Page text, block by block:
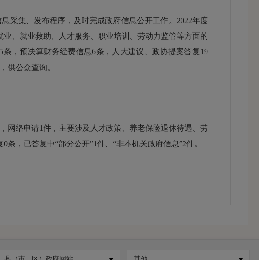
集、发布程序，及时完成政府信息公开工作。2022年度
、就业救助、人才服务、职业培训、劳动力监管等方面的
，预决算财务经费信息6条，人大建议、政协提案答复19
供公众查询。
络申请1件，主要涉及人才政策、养老保险退休待遇、劳
，已答复中“部分公开”1件、“非本机关政府信息”2件。